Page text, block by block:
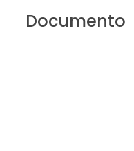
Documento